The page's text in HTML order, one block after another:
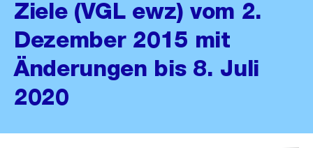
Ziele (VGL ewz) vom 2.
Dezember 2015 mit
Änderungen bis 8. Juli
2020